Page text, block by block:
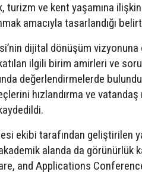
turizm ve kent yaşamına
amacıyla tasarlandığı
dijital dönüşüm
ilgili birim amirleri ve
değerlendirmelerde
hızlandırma ve
ekibi tarafından geliştirilen
alanda da görünürlük
and Applications